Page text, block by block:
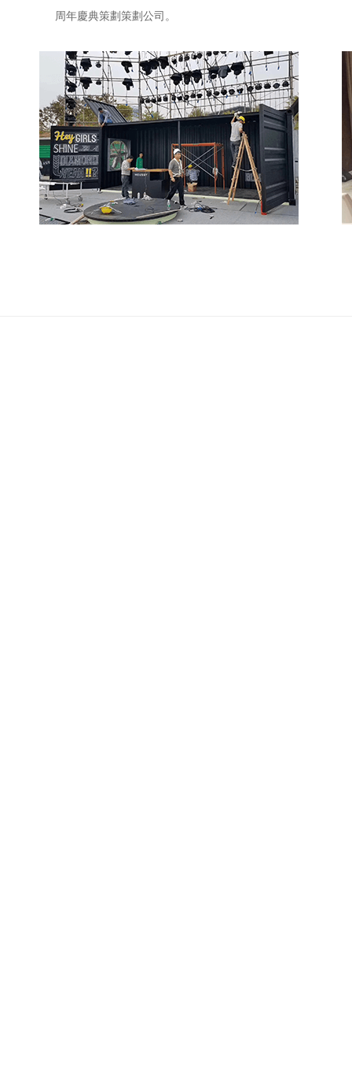
周年慶典策劃策劃公司。